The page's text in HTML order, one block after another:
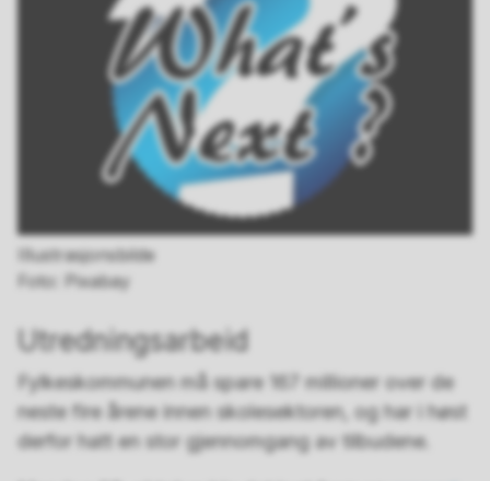
Illustrasjonsbilde
Pixabay
Utredningsarbeid
Fylkeskommunen må spare 167 millioner over de
neste fire årene innen skolesektoren, og har i høst
derfor hatt en stor gjennomgang av tilbudene.